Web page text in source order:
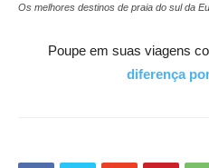
Os melhores destinos de praia do sul da
Poupe em suas viagens
diferença